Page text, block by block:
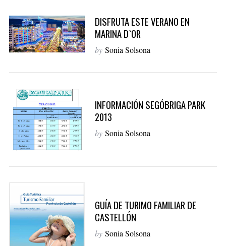
DISFRUTA ESTE VERANO EN
MARINA D`OR
by Sonia Solsona
INFORMACIÓN SEGÓBRIGA PARK
2013
by Sonia Solsona
GUÍA DE TURIMO FAMILIAR DE
CASTELLÓN
by Sonia Solsona